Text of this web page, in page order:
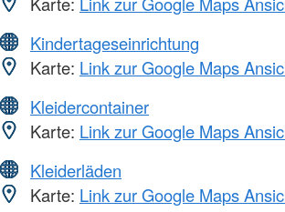
Kindertageseinrichtung
Karte: Link zur Google Maps
Kleidercontainer
Karte: Link zur Google Maps
Kleiderläden
Karte: Link zur Google Maps